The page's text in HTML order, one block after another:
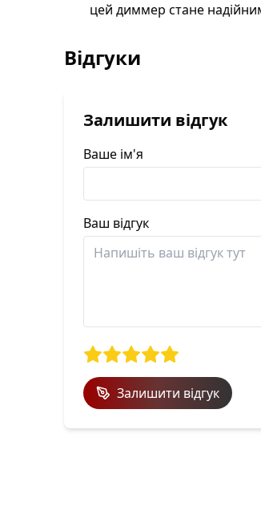
цей диммер стане
Відгуки
Залишити відгук
Ваше ім'я
Ваш відгук
Залишити відгук